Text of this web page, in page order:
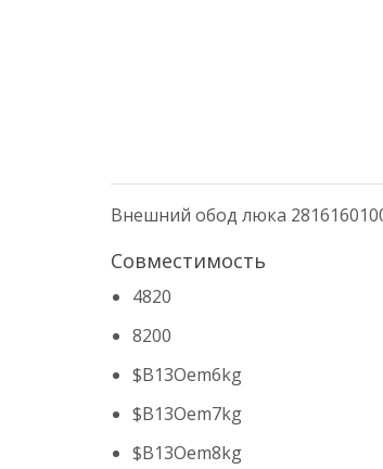
Внешний обод люка
Совместимость
4820
8200
$B13Oem6kg
$B13Oem7kg
$B13Oem8kg